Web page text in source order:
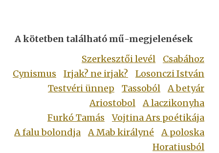
A kötetben található mű-megjelenések
Csabához
Szerkesztői levél
Losonczi István
Irjak? ne irjak?
Cynismus
A betyár
Tassoból
Testvéri ünnep
A laczikonyha
Ariostobol
Vojtina Ars poétikája
Furkó Tamás
A poloska
A Mab királyné
A falu bolondja
Horatiusból